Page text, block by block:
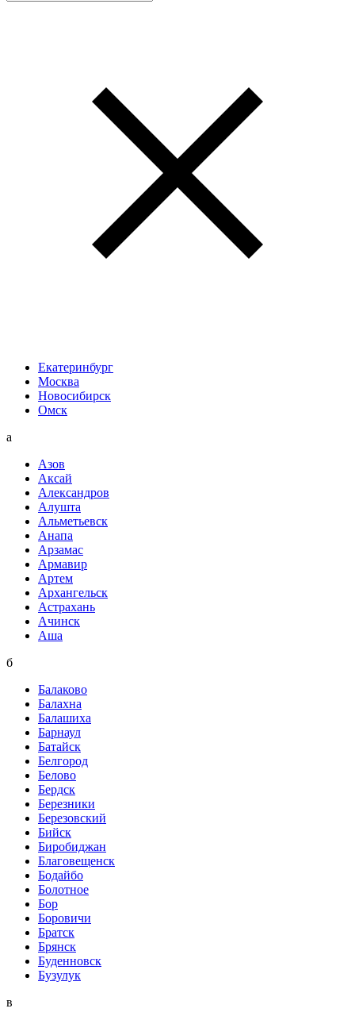
Екатеринбург
Москва
Новосибирск
Омск
а
Азов
Аксай
Александров
Алушта
Альметьевск
Анапа
Арзамас
Армавир
Артем
Архангельск
Астрахань
Ачинск
Аша
б
Балаково
Балахна
Балашиха
Барнаул
Батайск
Белгород
Белово
Бердск
Березники
Березовский
Бийск
Биробиджан
Благовещенск
Бодайбо
Болотное
Бор
Боровичи
Братск
Брянск
Буденновск
Бузулук
в